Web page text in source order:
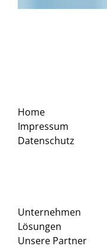
Home
Impressum
Datenschutz
Unternehmen
Lösungen
Unsere Partner